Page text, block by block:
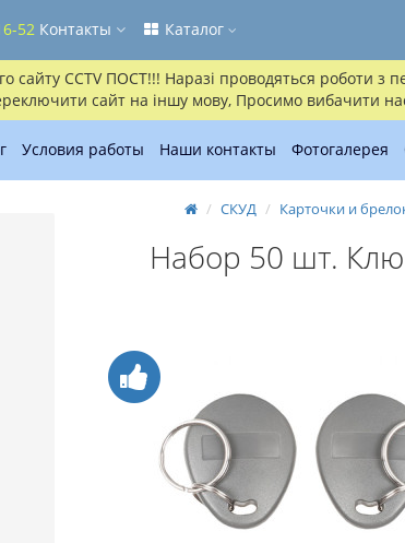
сайту CCTV ПОСТ!!! Наразі проводяться роботи з
сайт на іншу мову, Просимо вибачити
52 Контакты Каталог
Условия работы Наши контакты Фотогалерея
СКУД Карточки и
Набор 50 шт.